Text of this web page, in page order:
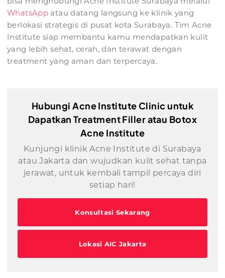
WhatsApp atau datang langsung ke klinik yang
berlokasi strategis di pusat kota Surabaya. Tim Acne
Institute siap membantu kamu mendapatkan kulit
yang lebih sehat, cerah, dan terawat dengan
treatment yang aman dan terpercaya.
Hubungi Acne Institute Clinic untuk
Dapatkan Treatment Filler atau Botox
Acne Institute
Kunjungi klinik Acne Institute di Surabaya
atau Jakarta dan wujudkan kulit sehat tanpa
jerawat, untuk kembali tampil percaya diri
setiap hari!
Konsultasi Sekarang
Lokasi AIC Jakarta